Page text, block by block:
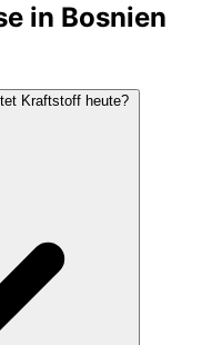
in Bosnien
Kraftstoff heute?